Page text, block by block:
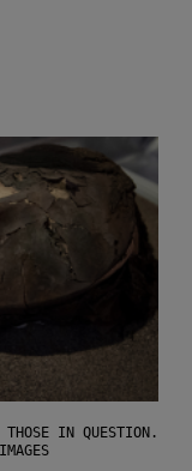
THOSE IN QUESTION.